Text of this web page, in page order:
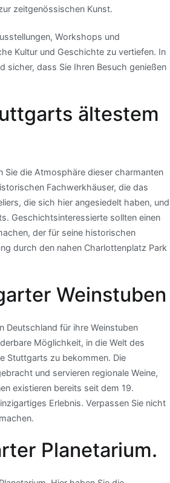
zeitgenössischen Kunst.
Workshops und
Kultur und Geschichte zu vertiefen. In
sicher, dass Sie Ihren Besuch genießen
ältestem
Sie die Atmosphäre dieser charmanten
Fachwerkhäuser, die das
die sich hier angesiedelt haben, und
Geschichtsinteressierte sollten einen
der für seine historischen
durch den nahen Charlottenplatz Park
Weinstuben
Deutschland für ihre Weinstuben
Möglichkeit, in die Welt des
Stuttgarts zu bekommen. Die
und servieren regionale Weine,
existieren bereits seit dem 19.
Erlebnis. Verpassen Sie nicht
Planetarium.